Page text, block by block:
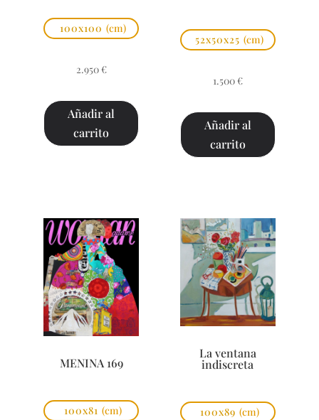
100x100 (cm)
2.950 €
Añadir al
carrito
52x50x25 (cm)
1.500 €
Añadir al
carrito
MENINA 169
100x81 (cm)
La ventana
indiscreta
100x89 (cm)